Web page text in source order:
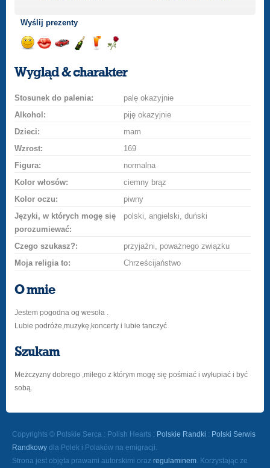
Wyślij prezenty
uśmiech
buziakasamochodem
szampana
drinka
różę
Wygląd & charakter
Stosunek do palenia:
palę okazyjnie
Alkohol:
piję okazyjnie
Dzieci:
mam
Wzrost:
169
Figura:
normalna
Kolor włosów:
ciemny brąz
Kolor oczu:
piwny
Języki, w których mogę się
porozumiewać:
polski, angielski, duński
Czego szukasz?:
przyjaźni, poważnego związku
Moja religia to:
Chrześcijaństwo
O mnie
Jestem pogodna og wesoła .
Lubie podróże,muzykę,koncerty i lubie tanczyć
Szukam
Meżczyzny dobrego ,miłego z którym mogę się pośmiać i wyłupiać i być
sobą.
Copyrights © Polskie Serca : Polish Hearts : Polskie Randki : Polski Serwis
Randkowy dla Polek i Polaków na emigracji.
Strona jest objęta prawami autorskimi oraz regulaminem. Korzystając ze